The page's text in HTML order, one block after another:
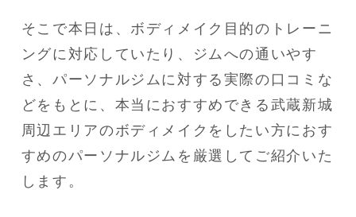
そこで本日は、ボディメイク目的のトレーニ
ングに対応していたり、ジムへの通いやす
さ、パーソナルジムに対する実際の口コミな
どをもとに、本当におすすめできる武蔵新城
周辺エリアのボディメイクをしたい方におす
すめのパーソナルジムを厳選してご紹介いた
します。